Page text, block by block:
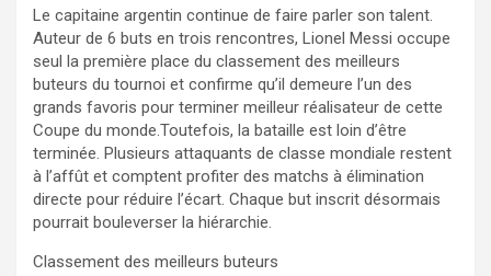
Le capitaine argentin continue de faire parler son talent.
Auteur de 6 buts en trois rencontres, Lionel Messi occupe
seul la première place du classement des meilleurs
buteurs du tournoi et confirme qu’il demeure l’un des
grands favoris pour terminer meilleur réalisateur de cette
Coupe du monde.Toutefois, la bataille est loin d’être
terminée. Plusieurs attaquants de classe mondiale restent
à l’affût et comptent profiter des matchs à élimination
directe pour réduire l’écart. Chaque but inscrit désormais
pourrait bouleverser la hiérarchie.
Classement des meilleurs buteurs